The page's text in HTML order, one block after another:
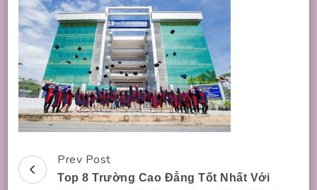
Post
Prev Post
Top 8 Trường Cao Đẳng Tốt Nhất Với